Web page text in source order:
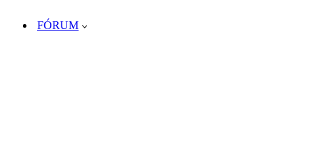
FÓRUM